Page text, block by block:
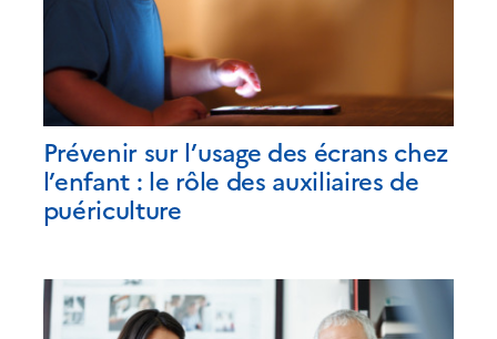
Prévenir sur l’usage des écrans chez
l’enfant : le rôle des auxiliaires de
puériculture